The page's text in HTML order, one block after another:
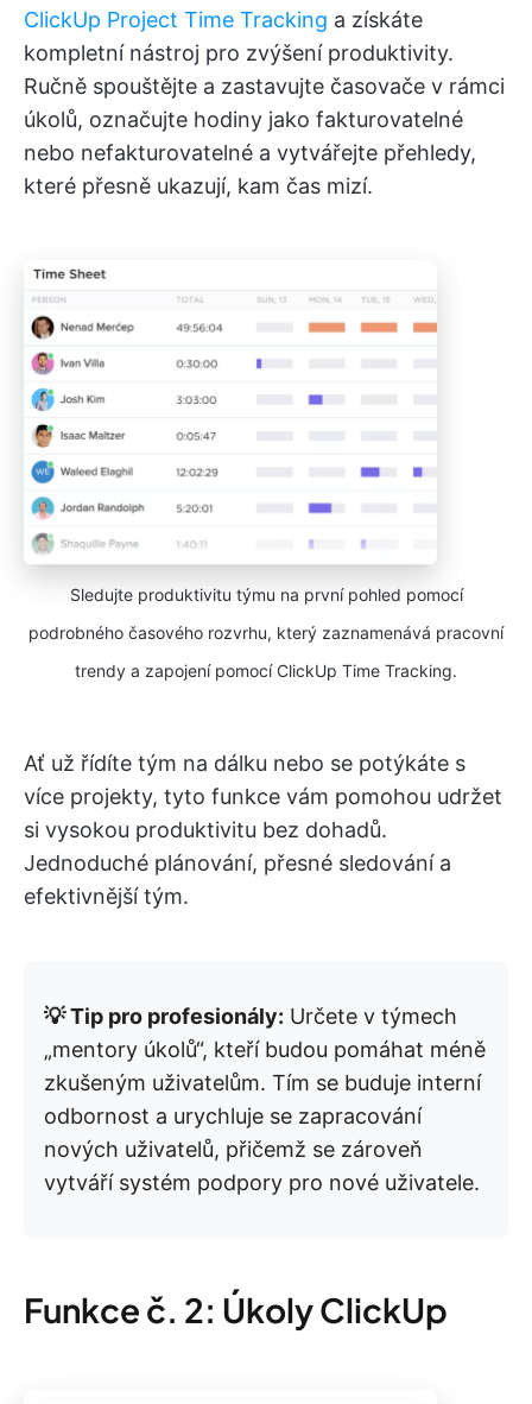
ClickUp Project Time Tracking a získáte
kompletní nástroj pro zvýšení produktivity.
Ručně spouštějte a zastavujte časovače v rámci
úkolů, označujte hodiny jako fakturovatelné
nebo nefakturovatelné a vytvářejte přehledy,
které přesně ukazují, kam čas mizí.
Sledujte produktivitu týmu na první pohled pomocí
podrobného časového rozvrhu, který zaznamenává pracovní
trendy a zapojení pomocí ClickUp Time Tracking.
Ať už řídíte tým na dálku nebo se potýkáte s
více projekty, tyto funkce vám pomohou udržet
si vysokou produktivitu bez dohadů.
Jednoduché plánování, přesné sledování a
efektivnější tým.
💡 Tip pro profesionály: Určete v týmech
„mentory úkolů“, kteří budou pomáhat méně
zkušeným uživatelům. Tím se buduje interní
odbornost a urychluje se zapracování
nových uživatelů, přičemž se zároveň
vytváří systém podpory pro nové uživatele.
Funkce č. 2: Úkoly ClickUp